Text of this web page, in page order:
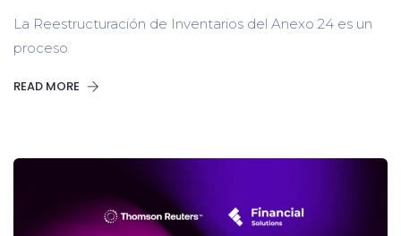
La Reestructuración de Inventarios del Anexo 24 es un
proceso
READ MORE